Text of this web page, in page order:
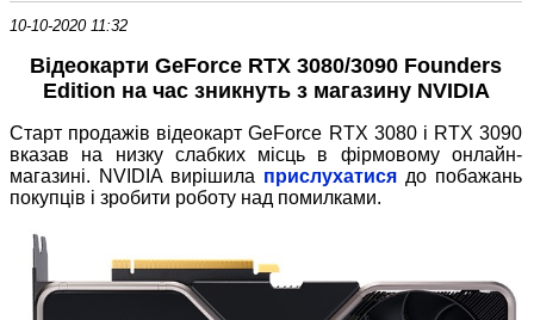
10-10-2020 11:32
Відеокарти GeForce RTX 3080/3090 Founders
Edition на час зникнуть з магазину NVIDIA
Старт продажів відеокарт GeForce RTX 3080 і RTX 3090
вказав на низку слабких місць в фірмовому онлайн-
магазині. NVIDIA вирішила прислухатися до побажань
покупців і зробити роботу над помилками.